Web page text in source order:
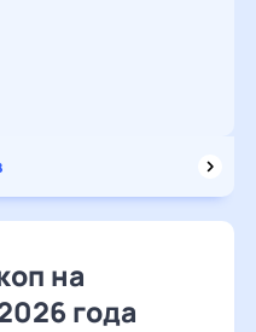
на
года